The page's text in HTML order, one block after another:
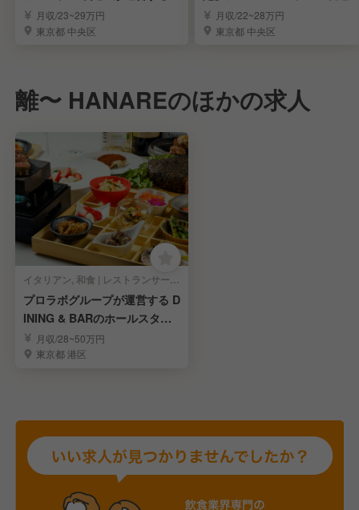
ストラン調理人
月収/23~29万円
東京都 中央区
調理スタッフ募集
月収/22~28万円
東京都 中央区
離〜 HANAREのほかの求人
イタリアン, 和食 | レストランサービス・ホールスタッフ
プロラボグループが運営する D
INING & BARのホールスタッ
フ 月収/28~50万円
東京都 港区